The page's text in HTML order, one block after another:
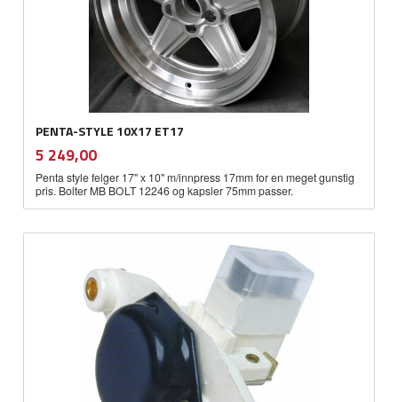
PENTA-STYLE 10X17 ET17
Pris
5 249,00mva.
Penta style felger 17" x 10" m/innpress 17mm for en meget gunstig
pris. Bolter MB BOLT 12246 og kapsler 75mm passer.